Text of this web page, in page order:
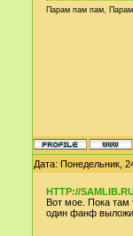
Парам пам пам,
Дата: Понедельник,
HTTP://
Вот мое. Пока там
один фанф